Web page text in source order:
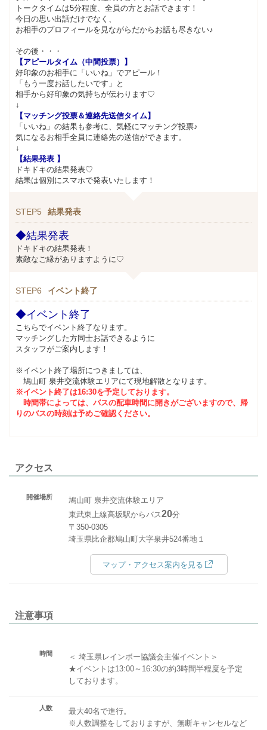
トークタイムは5分程度、全員の方とお話できます！
今日の思い出話だけでなく、
お相手のプロフィールを見ながらだからお話も尽きない♪
その後・・・
【アピールタイム（中間投票）】
好印象のお相手に「いいね」でアピール！
「もう一度お話したいです」と
相手から好印象の気持ちが伝わります♡
↓
【マッチング投票＆連絡先送信タイム】
「いいね」の結果も参考に、気軽にマッチング投票♪
気になるお相手全員に連絡先の送信ができます。
↓
【結果発表 ​】
ドキドキの結果発表♡
結果は個別にスマホで発表いたします！
STEP5 結果発表
◆結果発表
ドキドキの結果発表！
素敵なご縁がありますように♡
STEP6 イベント終了
◆イベント終了
こちらでイベント終了なります。
マッチングした方同士お話できるように
スタッフがご案内します！
※イベント終了場所につきましては、
鳩山町 泉井交流体験エリアにて現地解散となります。
※イベント終了は16:30を予定しております。
時間帯によっては、バスの配車時間に開きがございますので、帰
りのバスの時刻は予めご確認ください。
アクセス
開催場所
鳩山町 泉井交流体験エリア
東武東上線高坂駅からバス20分
〒350-0305
埼玉県比企郡鳩山町大字泉井524番地１
マップ・アクセス案内を見る
注意事項
時間
＜ 埼玉県レインボー協議会主催イベント＞
★イベントは13:00～16:30の約3時間半程度を予定
しております。
人数
最大40名で進行。
※人数調整をしておりますが、無断キャンセルなど